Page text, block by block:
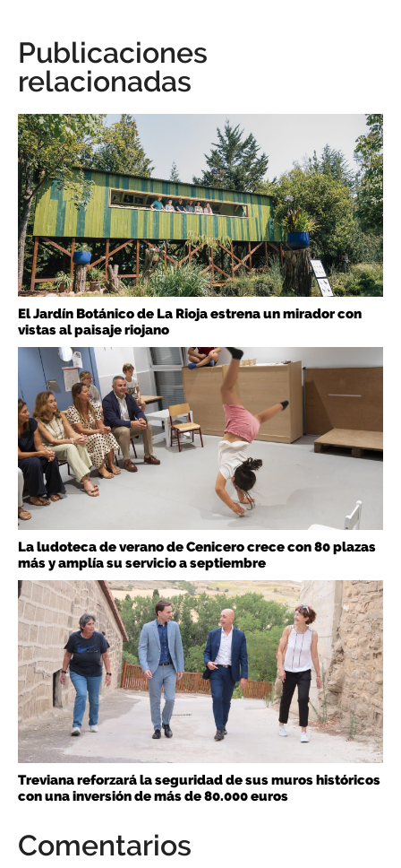
Publicaciones
relacionadas
El Jardín Botánico de La Rioja estrena un mirador con
vistas al paisaje riojano
La ludoteca de verano de Cenicero crece con 80 plazas
más y amplía su servicio a septiembre
Treviana reforzará la seguridad de sus muros históricos
con una inversión de más de 80.000 euros
Comentarios